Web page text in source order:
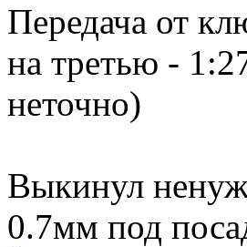
Передача от
на третью -
неточно)
Выкинул
0.7мм под